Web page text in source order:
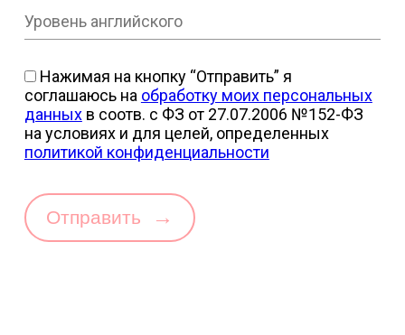
Нажимая на кнопку “Отправить” я
соглашаюсь на обработку моих персональных
данныхв соотв. с ФЗ от 27.07.2006 №152-ФЗ
на условиях и для целей, определенных
политикой конфиденциальности
Отправить →